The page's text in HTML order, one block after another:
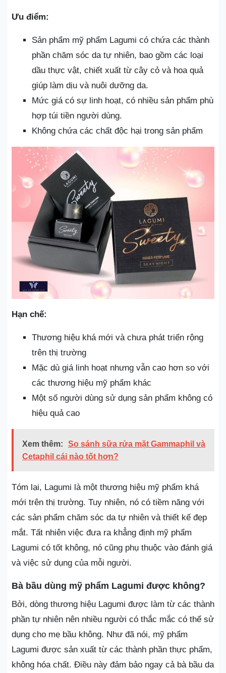
Ưu điểm:
Sản phẩm mỹ phẩm Lagumi có chứa các thành
phần chăm sóc da tự nhiên, bao gồm các loại
dầu thực vật, chiết xuất từ cây cỏ và hoa quả
giúp làm dịu và nuôi dưỡng da.
Mức giá có sự linh hoạt, có nhiều sản phẩm phù
hợp túi tiền người dùng.
Không chứa các chất độc hại trong sản phẩm
Hạn chế:
Thương hiệu khá mới và chưa phát triển rộng
trên thị trường
Mặc dù giá linh hoạt nhưng vẫn cao hơn so với
các thương hiệu mỹ phẩm khác
Một số người dùng sử dụng sản phẩm không có
hiệu quả cao
Xem thêm:
So sánh sữa rửa mặt Gammaphil và
Cetaphil cái nào tốt hơn?
Tóm lại, Lagumi là một thương hiệu mỹ phẩm khá
mới trên thị trường. Tuy nhiên, nó có tiềm năng với
các sản phẩm chăm sóc da tự nhiên và thiết kế đẹp
mắt. Tất nhiên việc đưa ra khẳng định mỹ phẩm
Lagumi có tốt không, nó cũng phụ thuộc vào đánh giá
và việc sử dụng của mỗi người.
Bà bầu dùng mỹ phẩm Lagumi được không?
Bởi, dòng thương hiệu Lagumi được làm từ các thành
phần tự nhiên nên nhiều người có thắc mắc có thể sử
dụng cho mẹ bầu không. Như đã nói, mỹ phẩm
Lagumi được sản xuất từ các thành phần thực phẩm,
không hóa chất. Điều này đảm bảo ngay cả bà bầu da